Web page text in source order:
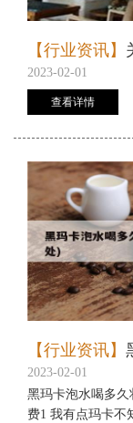
【行业资讯】
2023-02-01
查看详情
【行业资讯】
2023-02-01
黑玛卡泡水喝多久
费1 我有点玛卡不